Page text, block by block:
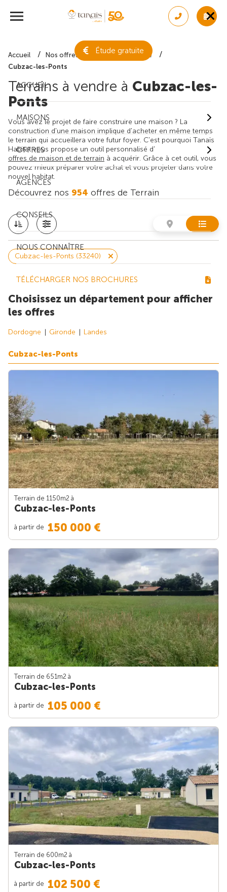
Étude gratuite
ACCUEIL
MAISONS
OFFRES
AGENCES
CONSEILS
NOUS CONNAÎTRE
TÉLÉCHARGER NOS BROCHURES
Accueil Nos offres de terrain
Gironde
Cubzac-les-Ponts
Terrains à vendre à Cubzac-les-
Ponts
Vous avez le projet de faire construire une maison ? La
construction d'une maison implique d'acheter en même temps
le terrain qui accueillera votre futur foyer. C'est pourquoi Tanaïs
Habitat vous propose un outil personnalisé d'
offres de maison et de terrain à acquérir. Grâce à cet outil, vous
pouvez mieux préparer votre achat et vous projeter dans votre
nouvel habitat.
Découvrez nos 954 offres de Terrain
Cubzac-les-Ponts (33240)
Choisissez un département pour afficher
les offres
Dordogne Gironde Landes
Cubzac-les-Ponts
Terrain de 1150m2 à
Cubzac-les-Ponts
à partir de 150 000 €
Terrain de 651m2 à
Cubzac-les-Ponts
à partir de 105 000 €
Terrain de 600m2 à
Cubzac-les-Ponts
à partir de 102 500 €